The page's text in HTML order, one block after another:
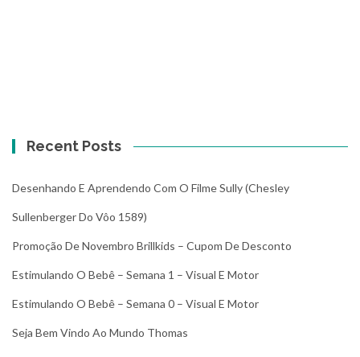
Recent Posts
Desenhando E Aprendendo Com O Filme Sully (Chesley
Sullenberger Do Vôo 1589)
Promoção De Novembro Brillkids – Cupom De Desconto
Estimulando O Bebê – Semana 1 – Visual E Motor
Estimulando O Bebê – Semana 0 – Visual E Motor
Seja Bem Vindo Ao Mundo Thomas